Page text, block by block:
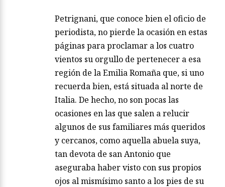
Petrignani, que conoce bien el oficio de
periodista, no pierde la ocasión en estas
páginas para proclamar a los cuatro
vientos su orgullo de pertenecer a esa
región de la Emilia Romaña que, si uno
recuerda bien, está situada al norte de
Italia. De hecho, no son pocas las
ocasiones en las que salen a relucir
algunos de sus familiares más queridos
y cercanos, como aquella abuela suya,
tan devota de san Antonio que
aseguraba haber visto con sus propios
ojos al mismísimo santo a los pies de su